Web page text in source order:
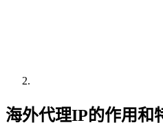
海外代理IP的作用和